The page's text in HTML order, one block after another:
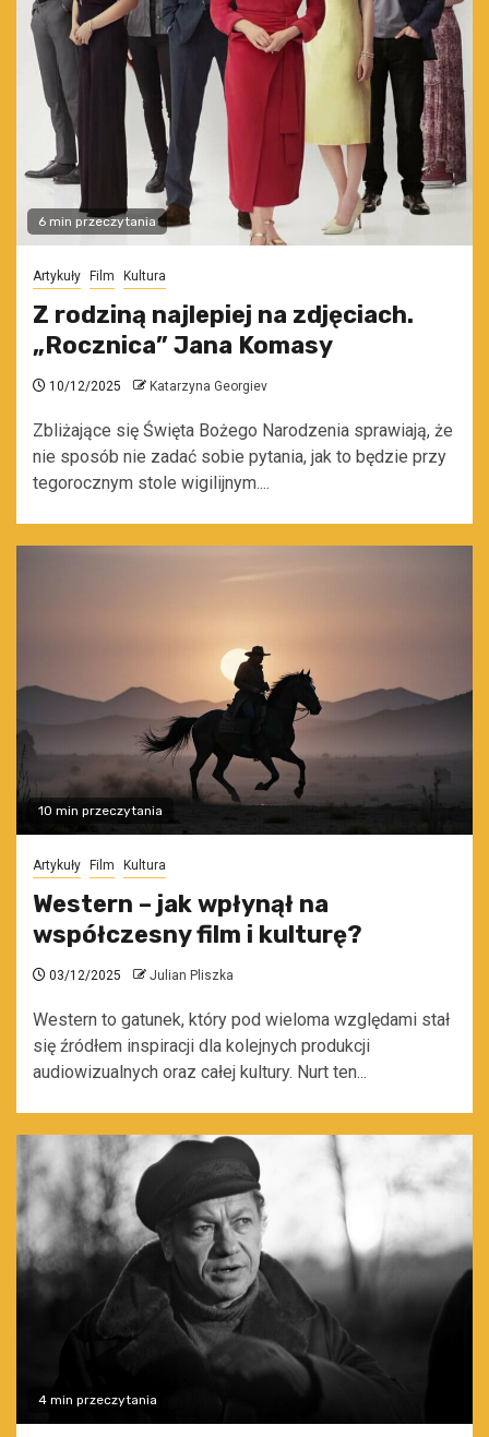
6 min przeczytania
Artykuły Film Kultura
Z rodziną najlepiej na zdjęciach.
„Rocznica” Jana Komasy
10/12/2025 Katarzyna Georgiev
Zbliżające się Święta Bożego Narodzenia sprawiają, że
nie sposób nie zadać sobie pytania, jak to będzie przy
tegorocznym stole wigilijnym....
10 min przeczytania
Artykuły Film Kultura
Western – jak wpłynął na
współczesny film i kulturę?
03/12/2025 Julian Pliszka
Western to gatunek, który pod wieloma względami stał
się źródłem inspiracji dla kolejnych produkcji
audiowizualnych oraz całej kultury. Nurt ten...
4 min przeczytania